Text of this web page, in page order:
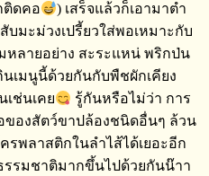
ติดคอ
) เสร็จ​แล้วก็เอามาตำ
มะม่วงเปรี้ยวใส่พอเหมาะกับ
หลายอย่าง​ ​สะระแหน่ พริกป่น​
เมนูนี้ด้วยกันกับพืชผักเคียง
ช่นเคย
รู้กันหรือไม่​ว่า​ การ
ของสัตว์ขาปล้องชนิดอื่นๆ​ ล้วน
พลาสติก​ในลำไส้ได้เยอะอีก
รมชาติมากขึ้นไปด้วยกันน๊าา